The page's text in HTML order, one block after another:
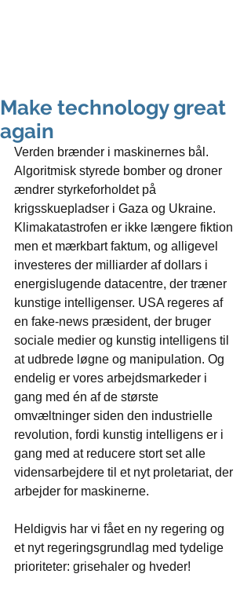
Make technology great
again
Verden brænder i maskinernes bål.
Algoritmisk styrede bomber og droner
ændrer styrkeforholdet på
krigsskuepladser i Gaza og Ukraine.
Klimakatastrofen er ikke længere fiktion
men et mærkbart faktum, og alligevel
investeres der milliarder af dollars i
energislugende datacentre, der træner
kunstige intelligenser. USA regeres af
en fake-news præsident, der bruger
sociale medier og kunstig intelligens til
at udbrede løgne og manipulation. Og
endelig er vores arbejdsmarkeder i
gang med én af de største
omvæltninger siden den industrielle
revolution, fordi kunstig intelligens er i
gang med at reducere stort set alle
vidensarbejdere til et nyt proletariat, der
arbejder for maskinerne.
Heldigvis har vi fået en ny regering og
et nyt regeringsgrundlag med tydelige
prioriteter: grisehaler og hveder!